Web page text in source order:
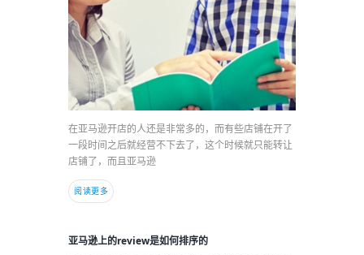
在亚马逊开店的人还是非常多的，而有些店铺在开了
一段时间之后就经营不下去了，这个时候就只能转让
店铺了，而且亚马逊
阅读更多
亚马逊上的review是如何排序的